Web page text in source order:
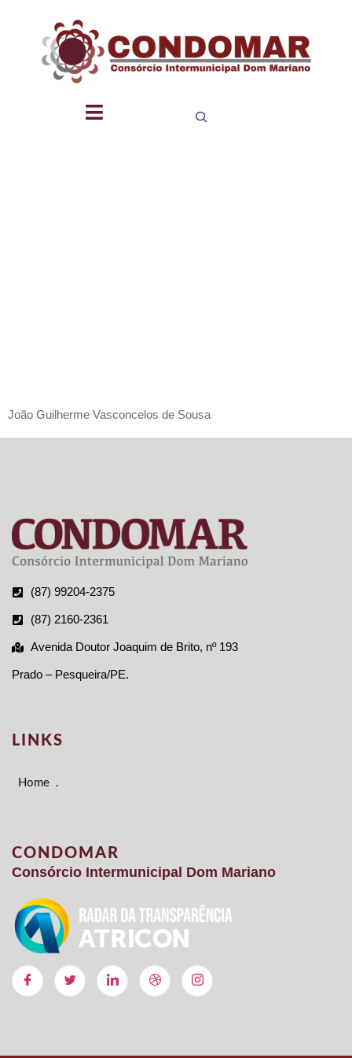
João Guilherme Vasconcelos de Sousa
(87) 99204-2375
(87) 2160-2361
Avenida Doutor Joaquim de Brito, nº 193
Prado – Pesqueira/PE.
LINKS
Home .
CONDOMAR
Consórcio Intermunicipal Dom Mariano